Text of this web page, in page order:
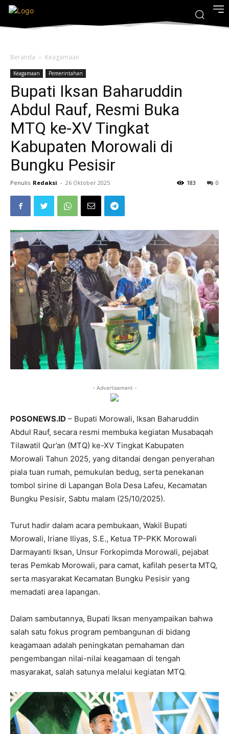
Beranda Keagamaan
Keagamaan Pemerintahan
Bupati Iksan Baharuddin
Abdul Rauf, Resmi Buka
MTQ ke-XV Tingkat
Kabupaten Morowali di
Bungku Pesisir
Penulis Redaksi - 26 Oktober 2025 0
183
- Advertisement -
POSONEWS.ID – Bupati Morowali, Iksan Baharuddin
Abdul Rauf, secara resmi membuka kegiatan Musabaqah
Tilawatil Qur’an (MTQ) ke-XV Tingkat Kabupaten
Morowali Tahun 2025, yang ditandai dengan penyerahan
piala tuan rumah, pemukulan bedug, serta penekanan
tombol sirine di Lapangan Bola Desa Lafeu, Kecamatan
Bungku Pesisir, Sabtu malam (25/10/2025).
Turut hadir dalam acara pembukaan, Wakil Bupati
Morowali, Iriane Iliyas, S.E., Ketua TP-PKK Morowali
Darmayanti Iksan, Unsur Forkopimda Morowali, pejabat
teras Pemkab Morowali, para camat, kafilah peserta MTQ,
serta masyarakat Kecamatan Bungku Pesisir yang
memadati area lapangan.
Dalam sambutannya, Bupati Iksan menyampaikan bahwa
salah satu fokus program pembangunan di bidang
keagamaan adalah peningkatan pemahaman dan
pengembangan nilai-nilai keagamaan di tengah
masyarakat, salah satunya melalui kegiatan MTQ.